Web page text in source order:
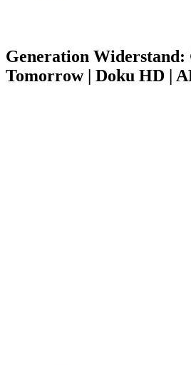
Generation
Tomorrow | Doku HD |